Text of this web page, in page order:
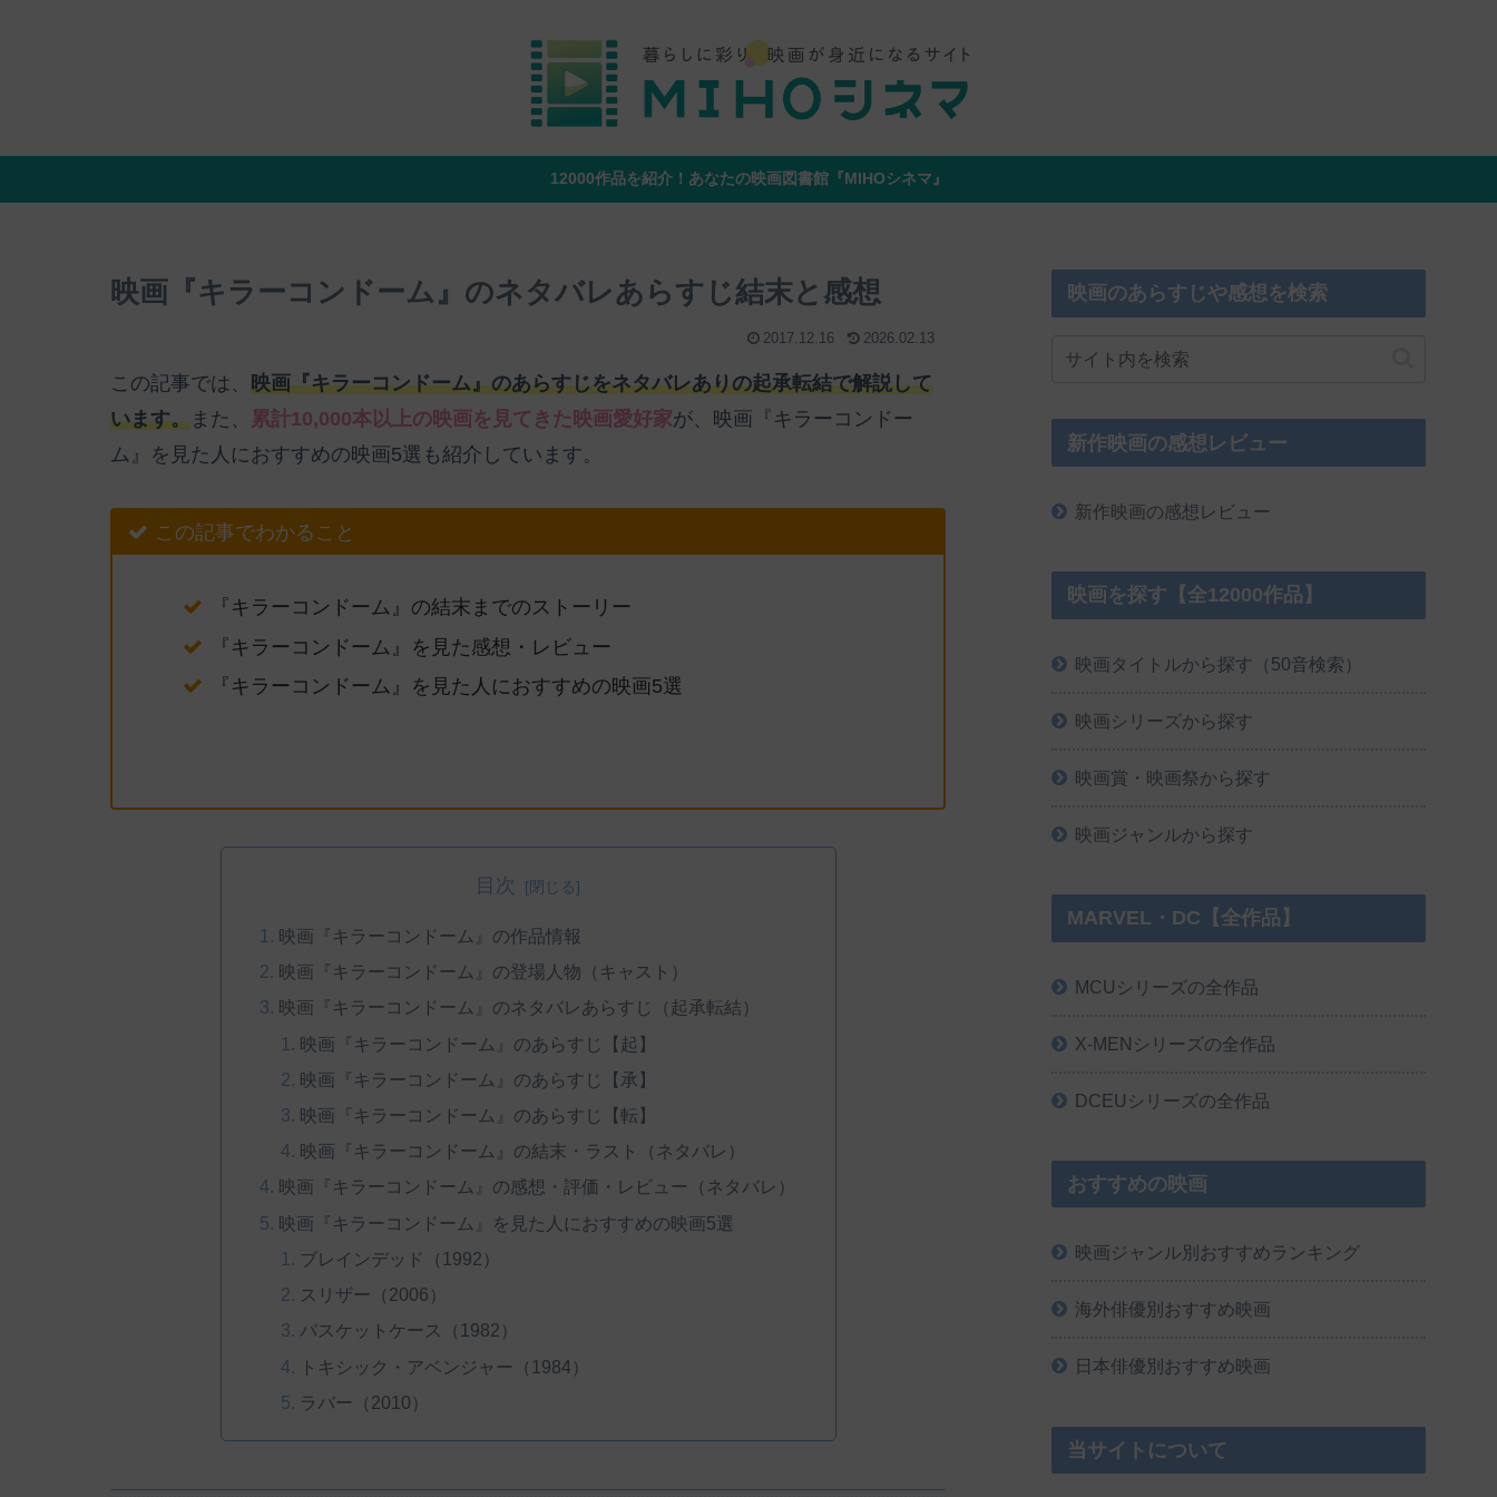
12000作品を紹介！あなたの映画図書館『MIHOシネマ』
映画『キラーコンドーム』のネタバレあらすじ結末と感想
2017.12.16 2026.02.13
この記事では、 映画『キラーコンドーム』のあらすじをネタバレありの起承転結で解説して
います。 また、 累計10,000本以上の映画を見てきた映画愛好家が、映画『キラーコンドー
ム』を見た人におすすめの映画5選も紹介しています。
この記事でわかること
『キラーコンドーム』の結末までのストーリー
『キラーコンドーム』を見た感想・レビュー
『キラーコンドーム』を見た人におすすめの映画5選
目次
映画『キラーコンドーム』の作品情報
映画『キラーコンドーム』の登場人物（キャスト）
映画『キラーコンドーム』のネタバレあらすじ（起承転結）
映画『キラーコンドーム』のあらすじ【起】
映画『キラーコンドーム』のあらすじ【承】
映画『キラーコンドーム』のあらすじ【転】
映画『キラーコンドーム』の結末・ラスト（ネタバレ）
映画『キラーコンドーム』の感想・評価・レビュー（ネタバレ）
映画『キラーコンドーム』を見た人におすすめの映画5選
ブレインデッド（1992）
スリザー（2006）
バスケットケース（1982）
トキシック・アベンジャー（1984）
ラバー（2010）
映画のあらすじや感想を検索
新作映画の感想レビュー
新作映画の感想レビュー
映画を探す【全12000作品】
映画タイトルから探す（50音検索）
映画シリーズから探す
映画賞・映画祭から探す
映画ジャンルから探す
MARVEL・DC【全作品】
MCUシリーズの全作品
X-MENシリーズの全作品
DCEUシリーズの全作品
おすすめの映画
映画ジャンル別おすすめランキング
海外俳優別おすすめ映画
日本俳優別おすすめ映画
当サイトについて